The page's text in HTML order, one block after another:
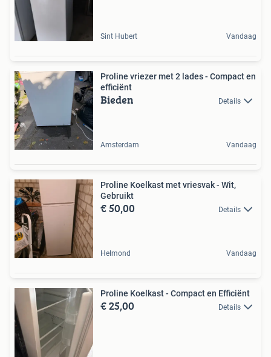
Sint Hubert Vandaag
Proline vriezer met 2 lades - Compact en
efficiënt
Bieden Details
Amsterdam Vandaag
Proline Koelkast met vriesvak - Wit,
Gebruikt
€ 50,00 Details
Helmond Vandaag
Proline Koelkast - Compact en Efficiënt
€ 25,00 Details